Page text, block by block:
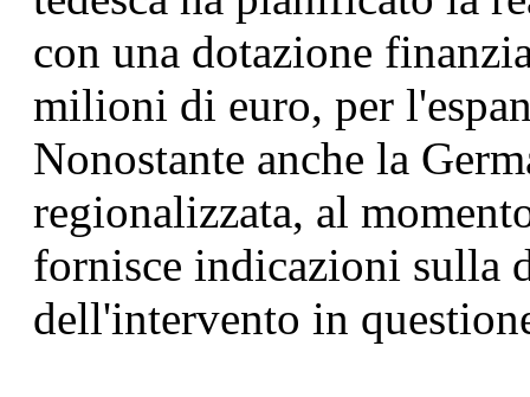
con una dotazione
milioni di euro, per
Nonostante anche la
regionalizzata, al
fornisce indicazioni sulla
dell'intervento in